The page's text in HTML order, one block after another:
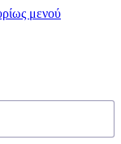
μενού